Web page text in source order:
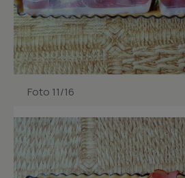
Foto 11/16